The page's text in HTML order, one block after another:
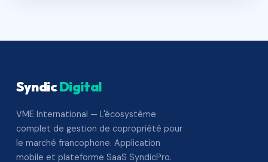
SyndicDigital
VME International — L'écosystème
complet de gestion de copropriété pour
le marché francophone. Application
mobile et plateforme SaaS SyndicPro.